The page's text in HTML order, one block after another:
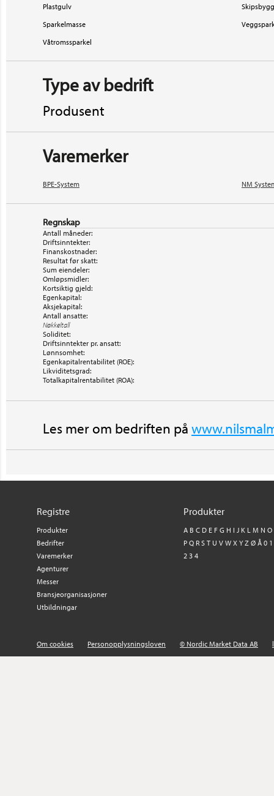
Plastgulv
Sparkelmasse
Våtromssparkel
Type av bedrift
Produsent
Varemerker
BPE-System NM
Regnskap
Antall måneder:
Driftsinntekter:
Finanskostnader:
Resultat før skatt:
Sum eiendeler:
Omløpsmidler:
Kortsiktig gjeld:
Egenkapital:
Aksjekapital:
Antall ansatte:
Nøkkeltall
Soliditet:
Driftsinntekter pr. ansatt:
Lønnsomhet:
Egenkapitalrentabilitet (ROE):
Likviditetsgrad:
Totalkapitalrentabilitet (ROA):
Les mer om bedriften på
Registre
Produkter
Bedrifter
Varemerker
Agenturer
Messer
Bransjeorganisasjoner
Utbildningar
Produkter
A B C D E F G H I J K L M N O
P Q R S T U V W X Y Z Ø Å 0 1
2 3 4
Om cookies Personopplysningsloven © Nordic Market Data AB